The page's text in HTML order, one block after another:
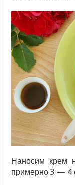
Наносим крем
примерно 3 — 4